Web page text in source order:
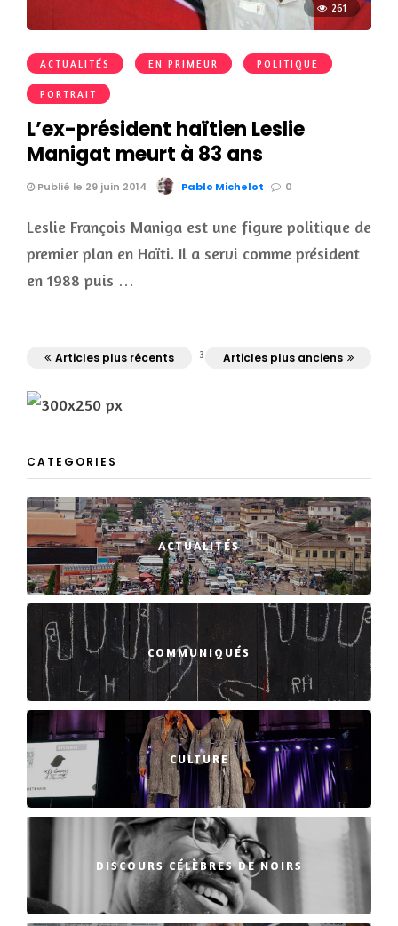
261
ACTUALITÉS EN PRIMEUR POLITIQUE
PORTRAIT
L’ex-président haïtien Leslie
Manigat meurt à 83 ans
Publié le 29 juin 2014 Pablo Michelot 0
Leslie François Maniga est une figure politique de
premier plan en Haïti. Il a servi comme président
en 1988 puis …
3
Articles plus récents Articles plus anciens
CATEGORIES
ACTUALITÉS
COMMUNIQUÉS
CULTURE
DISCOURS CÉLÈBRES DE NOIRS